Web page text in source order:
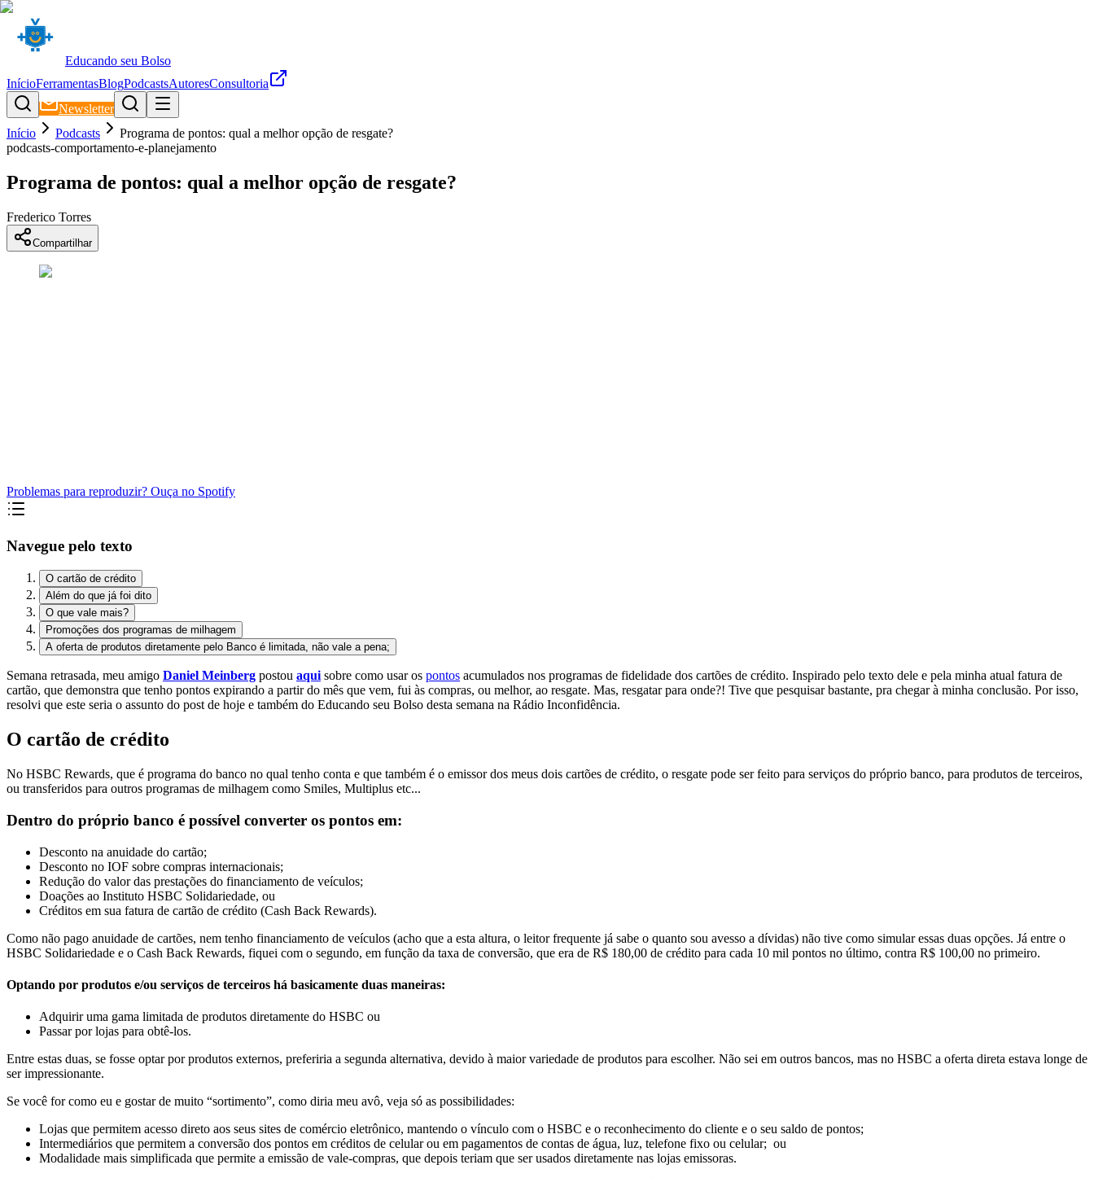
Educando seu Bolso
InícioFerramentasBlogPodcastsAutoresConsultoria
Newsletter
Início
Podcasts
Programa de pontos: qual a melhor opção de resgate?
podcasts-comportamento-e-planejamento
Programa de pontos: qual a melhor opção de resgate?
Frederico Torres
Compartilhar
Problemas para reproduzir? Ouça no Spotify
Navegue pelo texto
O cartão de crédito
Além do que já foi dito
O que vale mais?
Promoções dos programas de milhagem
A oferta de produtos diretamente pelo Banco é limitada, não vale a pena;
Semana retrasada, meu amigo Daniel Meinberg postou aqui sobre como usar os pontos acumulados nos programas de fidelidade dos cartões de crédito. Inspirado pelo texto dele e pela minha atual fatura de
cartão, que demonstra que tenho pontos expirando a partir do mês que vem, fui às compras, ou melhor, ao resgate. Mas, resgatar para onde?! Tive que pesquisar bastante, pra chegar à minha conclusão. Por isso,
resolvi que este seria o assunto do post de hoje e também do Educando seu Bolso desta semana na Rádio Inconfidência.
O cartão de crédito
No HSBC Rewards, que é programa do banco no qual tenho conta e que também é o emissor dos meus dois cartões de crédito, o resgate pode ser feito para serviços do próprio banco, para produtos de terceiros,
ou transferidos para outros programas de milhagem como Smiles, Multiplus etc...
Dentro do próprio banco é possível converter os pontos em:
Desconto na anuidade do cartão;
Desconto no IOF sobre compras internacionais;
Redução do valor das prestações do financiamento de veículos;
Doações ao Instituto HSBC Solidariedade, ou
Créditos em sua fatura de cartão de crédito (Cash Back Rewards).
Como não pago anuidade de cartões, nem tenho financiamento de veículos (acho que a esta altura, o leitor frequente já sabe o quanto sou avesso a dívidas) não tive como simular essas duas opções. Já entre o
HSBC Solidariedade e o Cash Back Rewards, fiquei com o segundo, em função da taxa de conversão, que era de R$ 180,00 de crédito para cada 10 mil pontos no último, contra R$ 100,00 no primeiro.
Optando por produtos e/ou serviços de terceiros há basicamente duas maneiras:
Adquirir uma gama limitada de produtos diretamente do HSBC ou
Passar por lojas para obtê-los.
Entre estas duas, se fosse optar por produtos externos, preferiria a segunda alternativa, devido à maior variedade de produtos para escolher. Não sei em outros bancos, mas no HSBC a oferta direta estava longe de
ser impressionante.
Se você for como eu e gostar de muito “sortimento”, como diria meu avô, veja só as possibilidades:
Lojas que permitem acesso direto aos seus sites de comércio eletrônico, mantendo o vínculo com o HSBC e o reconhecimento do cliente e o seu saldo de pontos;
Intermediários que permitem a conversão dos pontos em créditos de celular ou em pagamentos de contas de água, luz, telefone fixo ou celular; ou
Modalidade mais simplificada que permite a emissão de vale-compras, que depois teriam que ser usados diretamente nas lojas emissoras.